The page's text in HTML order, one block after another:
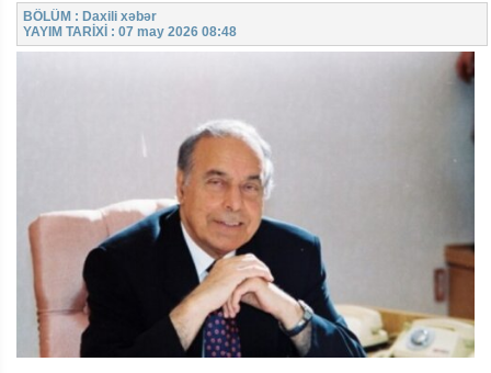
BÖLÜM : Daxili xəbər
YAYIM TARİXİ : 07 may 2026 08:48